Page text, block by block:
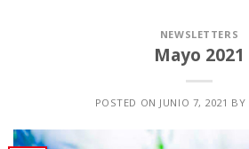
NEWSLETTERS
Mayo 2021
POSTED ON JUNIO 7, 2021 BY